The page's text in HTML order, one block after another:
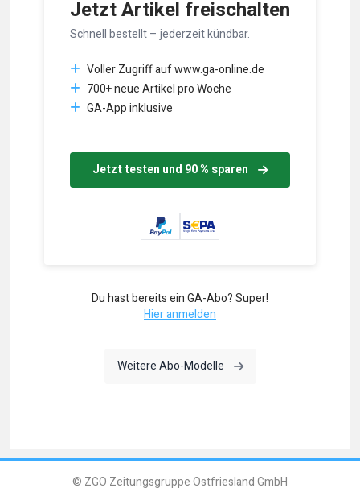
Jetzt Artikel freischalten
Schnell bestellt – jederzeit kündbar.
Voller Zugriff auf www.ga-online.de
700+ neue Artikel pro Woche
GA-App inklusive
Jetzt testen und 90 % sparen
Du hast bereits ein GA-Abo? Super!
Hier anmelden
Weitere Abo-Modelle
© ZGO Zeitungsgruppe Ostfriesland GmbH